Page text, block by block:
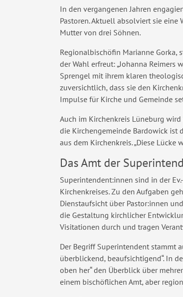
In den vergangenen Jahren
Pastoren. Aktuell absolviert sie eine
Mutter von drei Söhnen.
Regionalbischöfin Marianne Gorka,
der Wahl erfreut: „Johanna
Sprengel mit ihrem klaren
zuversichtlich, dass sie den
Impulse für Kirche und Gemeinde
Auch im Kirchenkreis Lüneburg
die Kirchengemeinde Bardowick ist
aus dem Kirchenkreis. „Diese Lücke
Das Amt der
Superintendent:innen sind in der
Kirchenkreises. Zu den Aufgaben
Dienstaufsicht über Pastor:innen
die Gestaltung kirchlicher
Visitationen durch und tragen
Der Begriff Superintendent stammt
überblickend, beaufsichtigend“. In
oben her“ den Überblick über
einem bischöflichen Amt, aber